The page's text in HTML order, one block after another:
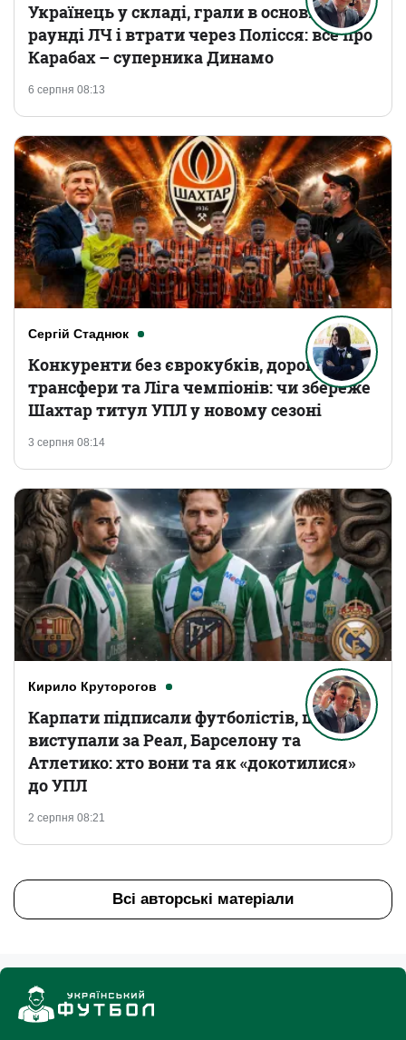
6 серпня 08:13
Українець у складі, грали в основному
раунді ЛЧ і втрати через Полісся: все про
Карабах – суперника Динамо
Сергій Стаднюк
3 серпня 08:14
Конкуренти без єврокубків, дорогі
трансфери та Ліга чемпіонів: чи збереже
Шахтар титул УПЛ у новому сезоні
Кирило Круторогов
2 серпня 08:21
Карпати підписали футболістів, що
виступали за Реал, Барселону та
Атлетико: хто вони та як «докотилися»
до УПЛ
Всі авторські матеріали